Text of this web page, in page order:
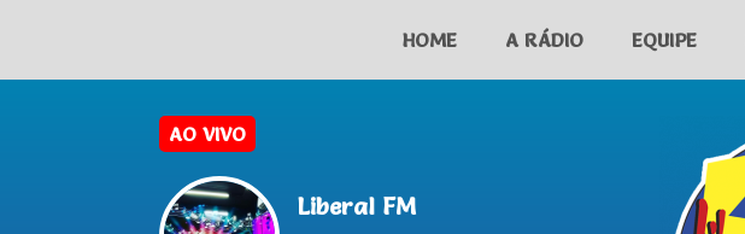
HOME A RÁDIO EQUIPE
AO VIVO
Liberal FM